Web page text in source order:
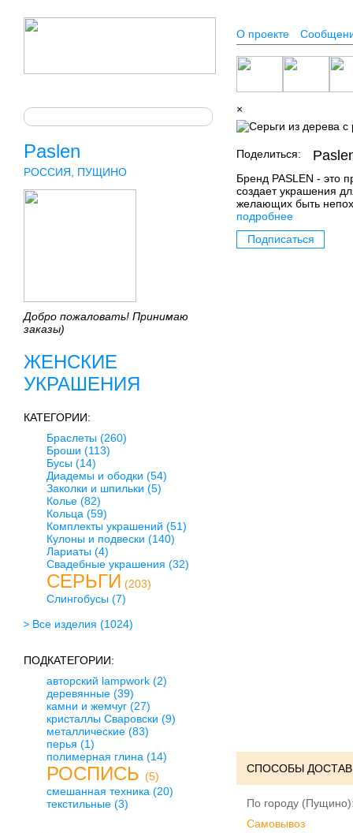
О проекте
Paslen
РОССИЯ, ПУЩИНО
Добро пожаловать! Принимаю
заказы)
ЖЕНСКИЕ
УКРАШЕНИЯ
КАТЕГОРИИ:
Браслеты (260)
Броши (113)
Бусы (14)
Диадемы и ободки (54)
Заколки и шпильки (5)
Колье (82)
Кольца (59)
Комплекты украшений (51)
Кулоны и подвески (140)
Лариаты (4)
Свадебные украшения (32)
СЕРЬГИ (203)
Слингобусы (7)
> Все изделия (1024)
ПОДКАТЕГОРИИ:
авторский lampwork (2)
деревянные (39)
камни и жемчуг (27)
кристаллы Сваровски (9)
металлические (83)
перья (1)
полимерная глина (14)
РОСПИСЬ (5)
смешанная техника (20)
текстильные (3)
×
Поделиться:
Бренд PASLEN - это
создает украшения
желающих быть
подробнее
Подписаться
СПОСОБЫ
По городу
Cамовывоз